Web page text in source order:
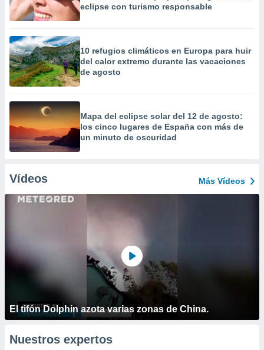
eclipse con turismo responsable
10 refugios climáticos en Europa para huir
del calor extremo durante las vacaciones
de agosto
Mapa del eclipse solar del 12 de agosto:
los cinco lugares de España con más de
un minuto de oscuridad
Vídeos Más Vídeos
El tifón Dolphin azota varias zonas de China.
Nuestros expertos